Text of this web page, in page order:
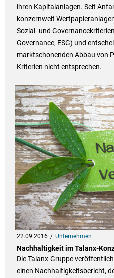
ihren Kapitalanlagen. Seit
konzernweit
Sozial- und
Governance, ESG) und
marktschonenden Abbau von
Kriterien nicht entsprechen.
22.09.2016 Unternehmen
Nachhaltigkeit im Talanx-
Die Talanx-Gruppe
einen Nachhaltigkeitsbericht,